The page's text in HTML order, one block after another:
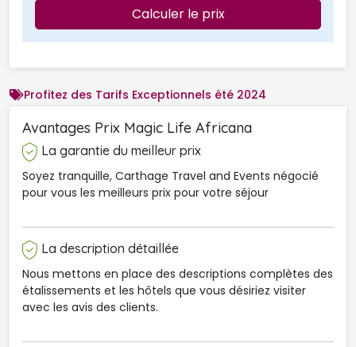
Calculer le prix
Profitez des Tarifs Exceptionnels été 2024
Avantages Prix Magic Life Africana
La garantie du meilleur prix
Soyez tranquille, Carthage Travel and Events négocié
pour vous les meilleurs prix pour votre séjour
La description détaillée
Nous mettons en place des descriptions complètes des
étalissements et les hôtels que vous désiriez visiter
avec les avis des clients.